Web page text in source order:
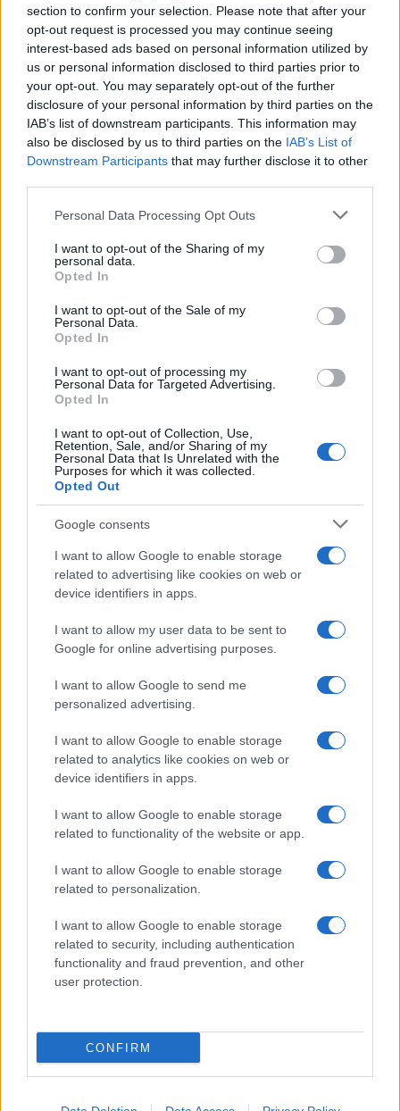
section to confirm your selection. Please note that after your
opt-out request is processed you may continue seeing
interest-based ads based on personal information utilized by
us or personal information disclosed to third parties prior to
your opt-out. You may separately opt-out of the further
disclosure of your personal information by third parties on the
IAB’s list of downstream participants. This information may
also be disclosed by us to third parties on the IAB’s List of
Downstream Participants that may further disclose it to other
Please note that this website/app uses one or more Google
not limited to your visit or usage behaviour. You may click to
grant or deny consent to Google and its third-party tags to
use your data for below specified purposes in below Google
consent section.
Personal Data Processing Opt Outs
I want to opt-out of the Sharing of my
personal data.
Opted In
I want to opt-out of the Sale of my
Personal Data.
Opted In
I want to opt-out of processing my
Personal Data for Targeted Advertising.
Opted In
I want to opt-out of Collection, Use,
Retention, Sale, and/or Sharing of my
Personal Data that Is Unrelated with the
Purposes for which it was collected.
Opted Out
Google consents
I want to allow Google to enable storage
related to advertising like cookies on web or
device identifiers in apps.
I want to allow my user data to be sent to
Google for online advertising purposes.
I want to allow Google to send me
personalized advertising.
I want to allow Google to enable storage
related to analytics like cookies on web or
device identifiers in apps.
I want to allow Google to enable storage
related to functionality of the website or app.
I want to allow Google to enable storage
related to personalization.
I want to allow Google to enable storage
related to security, including authentication
functionality and fraud prevention, and other
user protection.
CONFIRM
Γυναικοκτονία στο Αγρίνιο:
Εντοπίστηκε ο δράστης
12/11/2024 - 12:20
ΣΟΚ! Πυροβόλησαν 45χρονη εν
ψυχρώ
11/11/2024 - 21:17
δολοφονίας κατά του Τραμπ –
δολοφονία 11χρονης: Ομολόγησε
ο δολοφόνος – Είναι συγγενής της
10/06/2024 - 17:07
ΣΟΚ με δολοφονία στη Νίκαια:
Σκότωσε τον γαμπρό του γιατί
πίστευε ότι του έκρυβε τη
γυναίκα του
01/03/2024 - 09:16
Κατερινόπουλος: «Βλέπει»
δολοφονία του Μπάμπη
23/01/2024 - 09:23
Τραγικό τέλος στο θρίλερ –
Μπάμπη
22/01/2024 - 17:12
Μαθήτρια στην τραγική τάξη του